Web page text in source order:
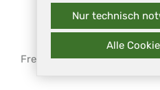
TANJA UND INGO
Freunde und Unterstützer
Nur technisch
Alle